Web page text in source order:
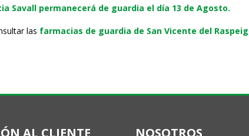
Savall permanecerá de guardia el día 13 de Agosto.
las farmacias de guardia de San Vicente del